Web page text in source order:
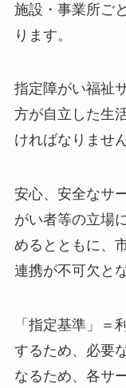
施設・事業所ご
ります。
指定障がい福祉
方が自立した生
ければなりません
安心、安全なサ
がい者等の立場
めるとともに、
連携が不可欠と
「指定基準」＝
するため、必要
なるため、各サ